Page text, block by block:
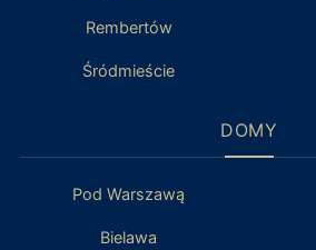
Rembertów
Śródmieście
DOMY
Pod Warszawą
Bielawa